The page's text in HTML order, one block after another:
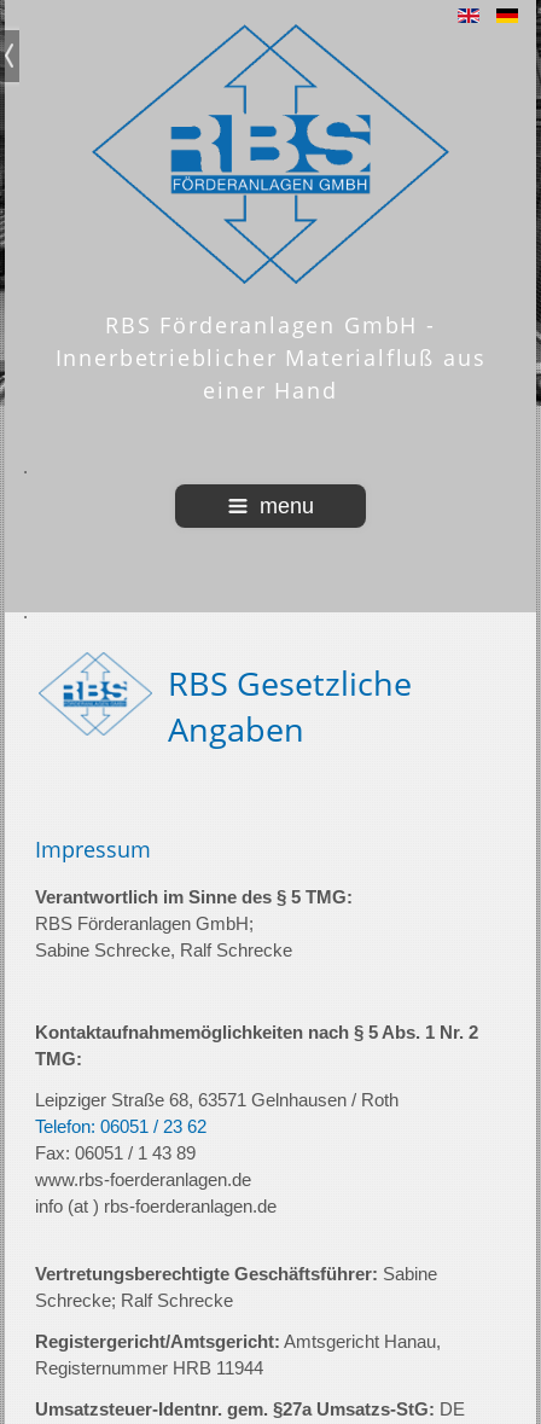
RBS Förderanlagen GmbH -
Innerbetrieblicher Materialfluß aus
einer Hand
menu
RBS Gesetzliche
Angaben
Impressum
Verantwortlich im Sinne des § 5 TMG:
RBS Förderanlagen GmbH;
Sabine Schrecke, Ralf Schrecke
Kontaktaufnahmemöglichkeiten nach § 5 Abs. 1 Nr. 2
TMG:
Leipziger Straße 68, 63571 Gelnhausen / Roth
Telefon: 06051 / 23 62
Fax: 06051 / 1 43 89
www.rbs-foerderanlagen.de
info (at ) rbs-foerderanlagen.de
Vertretungsberechtigte Geschäftsführer: Sabine
Schrecke; Ralf Schrecke
Registergericht/Amtsgericht: Amtsgericht Hanau,
Registernummer HRB 11944
Umsatzsteuer-Identnr. gem. §27a Umsatzs-StG: DE